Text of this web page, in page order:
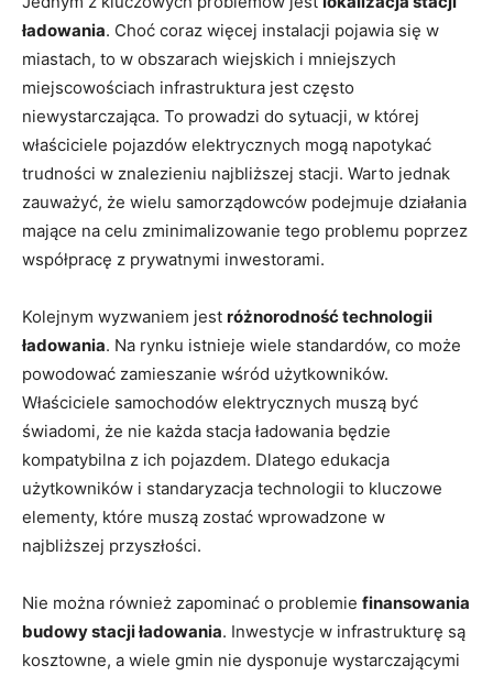
ładowania. Choć coraz więcej instalacji pojawia się w‌
miastach, to w obszarach wiejskich i mniejszych
⁢miejscowościach infrastruktura jest często
niewystarczająca. To prowadzi do sytuacji, w‌ której
właściciele pojazdów⁣ elektrycznych mogą‌ napotykać
trudności w‍ znalezieniu najbliższej​ stacji. Warto jednak
zauważyć, że wielu samorządowców podejmuje działania⁤
mające na celu zminimalizowanie tego problemu poprzez
współpracę z prywatnymi inwestorami.
Kolejnym ‍wyzwaniem jest różnorodność technologii
ładowania. Na ⁣rynku istnieje wiele‌ standardów, ‍co może
powodować zamieszanie wśród użytkowników.
Właściciele samochodów elektrycznych muszą być
świadomi, że nie każda stacja ładowania będzie
kompatybilna z ich pojazdem. Dlatego edukacja ​
użytkowników i standaryzacja technologii to​ kluczowe
elementy, które muszą zostać wprowadzone w⁣
najbliższej ‌przyszłości.
Nie⁤ można również zapominać o ⁢problemie‌ finansowania​
budowy stacji ‍ładowania. Inwestycje w infrastrukturę są
kosztowne, a wiele ⁢gmin ⁤nie dysponuje wystarczającymi